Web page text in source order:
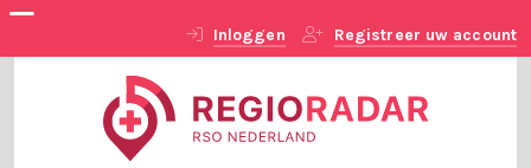
Inloggen Registreer uw account